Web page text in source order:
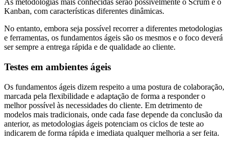
As metodologias mais conhecidas serão possivelmente o Scrum e o
Kanban, com características diferentes dinâmicas.
No entanto, embora seja possível recorrer a diferentes metodologias
e ferramentas, os fundamentos ágeis são os mesmos e o foco deverá
ser sempre a entrega rápida e de qualidade ao cliente.
Testes em ambientes ágeis
Os fundamentos ágeis dizem respeito a uma postura de colaboração,
marcada pela flexibilidade e adaptação de forma a responder o
melhor possível às necessidades do cliente. Em detrimento de
modelos mais tradicionais, onde cada fase depende da conclusão da
anterior, as metodologias ágeis potenciam os ciclos de teste ao
indicarem de forma rápida e imediata qualquer melhoria a ser feita.